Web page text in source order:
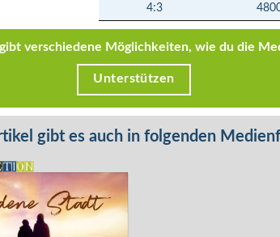
4:3
verschiedene Möglichkeiten, wie du die
Unterstützen
gibt es auch in folgenden